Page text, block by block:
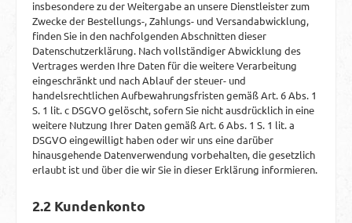
insbesondere zu der Weitergabe an unsere Dienstleister zum
Zwecke der Bestellungs-, Zahlungs- und Versandabwicklung,
finden Sie in den nachfolgenden Abschnitten dieser
Datenschutzerklärung. Nach vollständiger Abwicklung des
Vertrages werden Ihre Daten für die weitere Verarbeitung
eingeschränkt und nach Ablauf der steuer- und
handelsrechtlichen Aufbewahrungsfristen gemäß Art. 6 Abs. 1
S. 1 lit. c DSGVO gelöscht, sofern Sie nicht ausdrücklich in eine
weitere Nutzung Ihrer Daten gemäß Art. 6 Abs. 1 S. 1 lit. a
DSGVO eingewilligt haben oder wir uns eine darüber
hinausgehende Datenverwendung vorbehalten, die gesetzlich
erlaubt ist und über die wir Sie in dieser Erklärung informieren.
2.2 Kundenkonto